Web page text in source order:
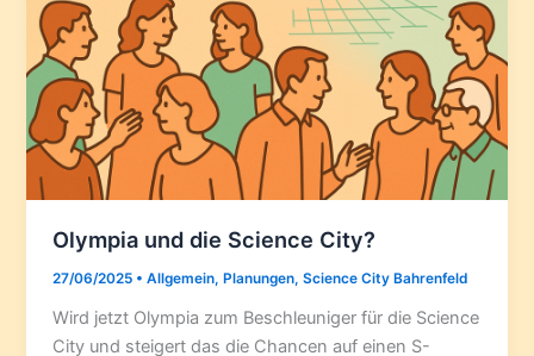
Olympia und die Science City?
27/06/2025 •Allgemein,Planungen,Science City Bahrenfeld
Wird jetzt Olympia zum Beschleuniger für die Science
City und steigert das die Chancen auf einen S-